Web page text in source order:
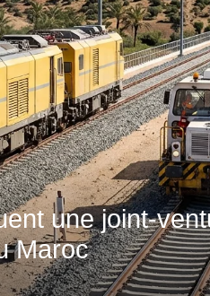
une joint-
Maroc